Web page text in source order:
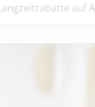
auf